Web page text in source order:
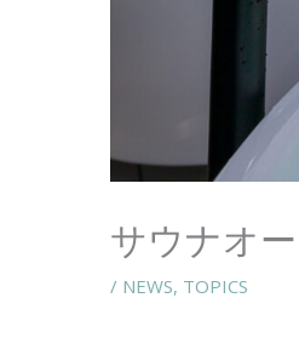
サウナオ
/ NEWS, TOPICS